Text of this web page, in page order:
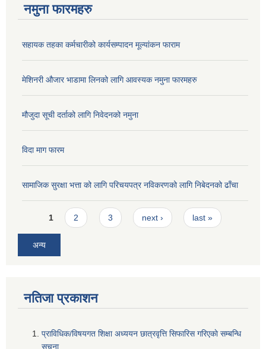
नमुना फारमहरु
सहायक तहका कर्मचारीको कार्यसम्पादन मूल्यांकन फाराम
मेशिनरी औजार भाडामा लिनको लागि आवस्यक नमुना फारमहरु
मौजुदा सूची दर्ताको लागि निवेदनको नमुना
विदा माग फारम
सामाजिक सुरक्षा भत्ता को लागि परिचयपत्र नविकरणको लागि निबेदनको ढाँचा
Pages
1 2 3 next › last »
अन्य
नतिजा प्रकाशन
प्राविधिक/विषयगत शिक्षा अध्ययन छात्रवृत्ति सिफारिस गरिएकाे सम्बन्धि
सूचना